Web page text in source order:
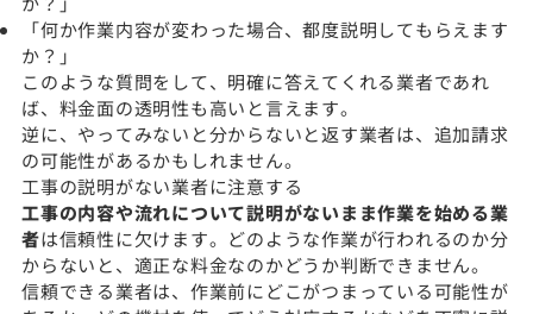
「何か作業内容が変わった場合、都度説明してもらえます
か？」
このような質問をして、明確に答えてくれる業者であれ
ば、料金面の透明性も高いと言えます。
逆に、やってみないと分からないと返す業者は、追加請求
の可能性があるかもしれません。
工事の説明がない業者に注意する
工事の内容や流れについて説明がないまま作業を始める業
者は信頼性に欠けます。どのような作業が行われるのか分
からないと、適正な料金なのかどうか判断できません。
信頼できる業者は、作業前にどこがつまっている可能性が